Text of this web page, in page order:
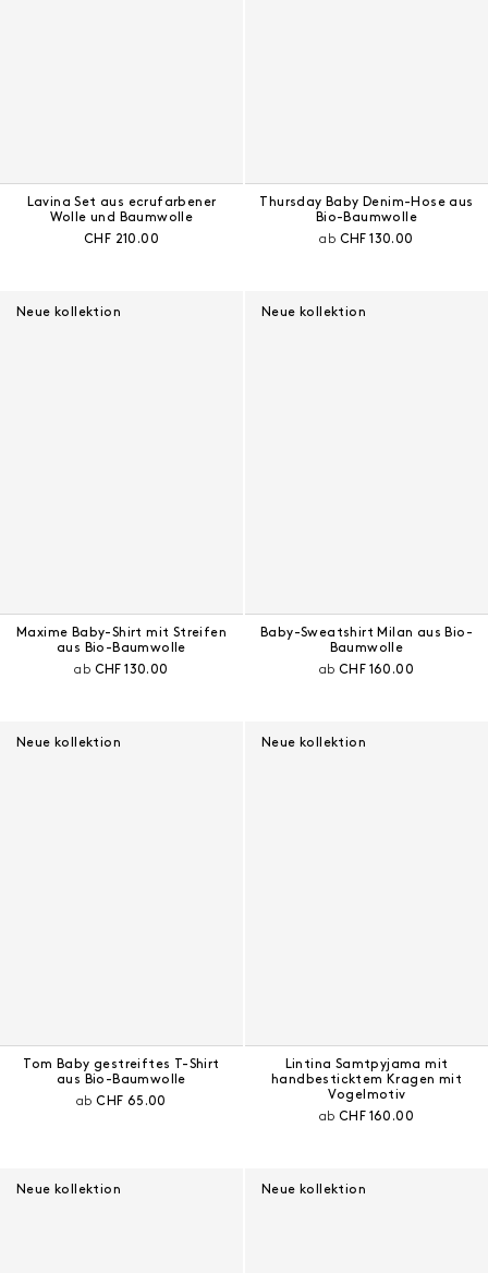
Lavina Set aus ecrufarbener
Wolle und Baumwolle
Aktueller Preis:
CHF 210.00
Thursday Baby Denim-Hose aus
Bio-Baumwolle
ab Aktueller Preis:
CHF 130.00
Neue kollektion
Maxime Baby-Shirt mit Streifen
aus Bio-Baumwolle
ab Aktueller Preis:
CHF 130.00
Neue kollektion
Baby-Sweatshirt Milan aus Bio-
Baumwolle
abAktueller Preis:
CHF 160.00
Neue kollektion
Tom Baby gestreiftes T-Shirt
aus Bio-Baumwolle
abAktueller Preis:
CHF 65.00
Neue kollektion
Lintina Samtpyjama mit
handbesticktem Kragen mit
Vogelmotiv
abAktueller Preis:
CHF 160.00
Neue kollektion Neue kollektion